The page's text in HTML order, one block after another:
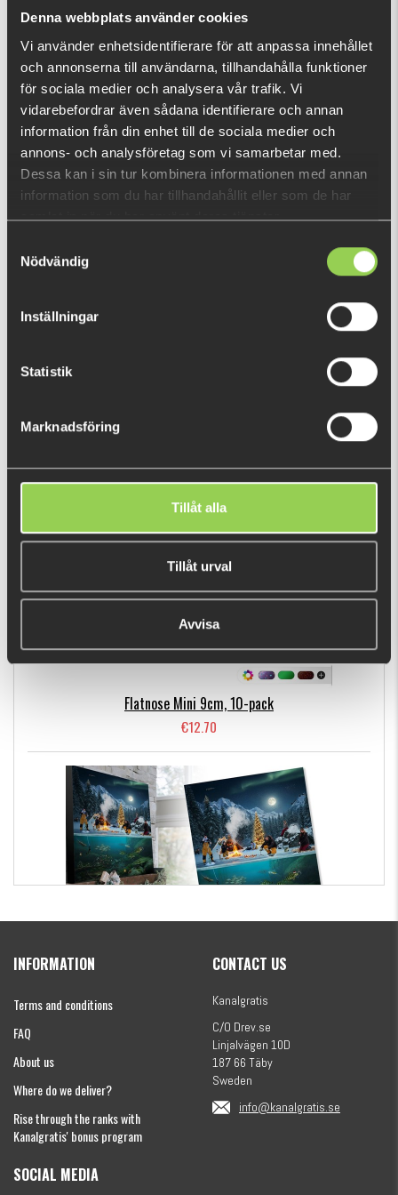
Denna webbplats använder cookies
Vi använder enhetsidentifierare för att anpassa innehållet
och annonserna till användarna, tillhandahålla funktioner
för sociala medier och analysera vår trafik. Vi
vidarebefordrar även sådana identifierare och annan
information från din enhet till de sociala medier och
annons- och analysföretag som vi samarbetar med.
Dessa kan i sin tur kombinera informationen med annan
information som du har tillhandahållit eller som de har
samlat in när du har använt deras tjänster.
Nödvändig
Inställningar
Statistik
Marknadsföring
Tillåt alla
Tillåt urval
Avvisa
What is this?
RECENTLY VIEWED PRODUCTS
Out of stock
BESTSELLERS
Flatnose Mini 9cm, 10-pack
€12.70
€154.86
INFORMATION
Terms and conditions
FAQ
About us
Where do we deliver?
Rise through the ranks with
Kanalgratis' bonus program
CONTACT US
Kanalgratis
C/O Drev.se
Linjalvägen 10D
187 66 Täby
Sweden
info@kanalgratis.se
SOCIAL MEDIA